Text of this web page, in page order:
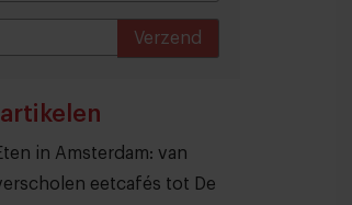
Verzend
in Amsterdam: van
eetcafés tot De